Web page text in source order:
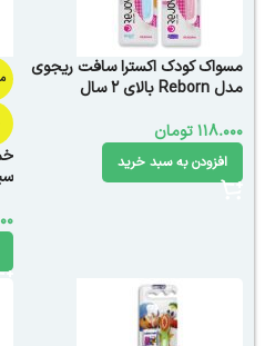
مسواک کودک اکسترا سافت ریجوی
مدل Reborn بالای 2 سال
118.000تومان
افزودن به سبد خرید